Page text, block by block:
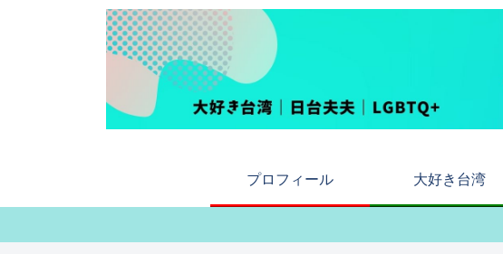
プロフィール 大好き台湾